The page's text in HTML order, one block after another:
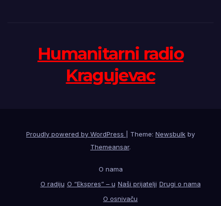
Humanitarni radio
Kragujevac
Proudly powered by WordPress Theme: Newsbulk by
Themeansar.
O nama
O radiju O “Ekspres” – u Naši prijatelji Drugi o nama
O osnivaču